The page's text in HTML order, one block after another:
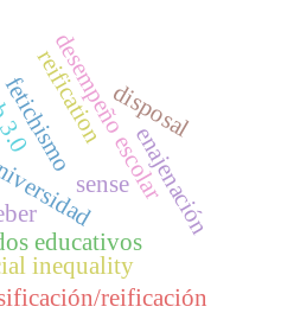
fetichismo
educativos
desempeño escolar
inequality
disposal
reification
enajenación
reificación
sense